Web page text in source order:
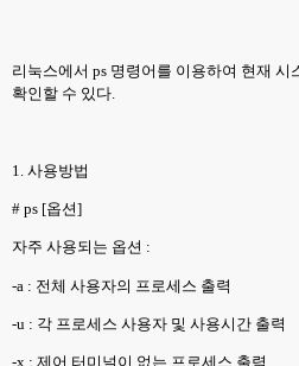
리눅스에서 ps 명령어를 이용하여 현재 시
확인할 수 있다
1. 사용방법
# ps [옵션]
자주 사용되는 옵션 :
-a : 전체 사용자의 프로세스 출력
-u : 각 프로세스 사용자 및 사용시간 출력
-x : 제어 터미널이 없는 프로세스 출력